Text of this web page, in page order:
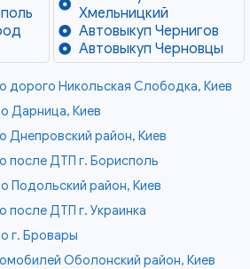
Хмельницкий
Автовыкуп Чернигов
Автовыкуп Черновцы
дорого Никольская Слободка, Киев
Дарница, Киев
Днепровский район, Киев
после ДТП г. Борисполь
Подольский район, Киев
после ДТП г. Украинка
г. Бровары
Оболонский район, Киев